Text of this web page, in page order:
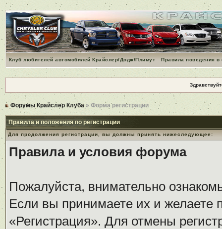
Клуб любителей автомобилей Крайслер/Додж/Плимут Правила поведения
Форумы Крайслер Клуба » Форма регистрации
Правила и положения по регистрации
Для продолжения регистрации, вы должны принять нижеследующее:
Правила и условия форума
Пожалуйста, внимательно
Если вы принимаете их и желаете
«Регистрация». Для отмены